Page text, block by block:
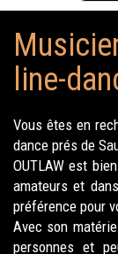
line-
Vous êtes en
dance prés de
OUTLAW est
amateurs et
préférence pour
Avec son
personnes et